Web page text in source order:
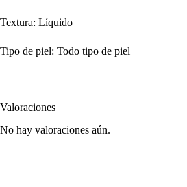
Textura: Líquido
Tipo de piel: Todo tipo de piel
Valoraciones
No hay valoraciones aún.